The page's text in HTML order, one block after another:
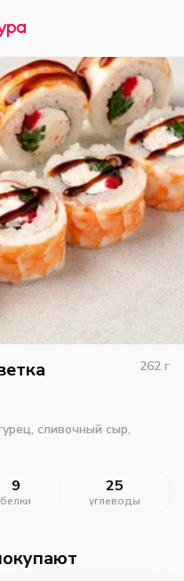
262 г
сливочный сыр,
9
белки
25
углеводы